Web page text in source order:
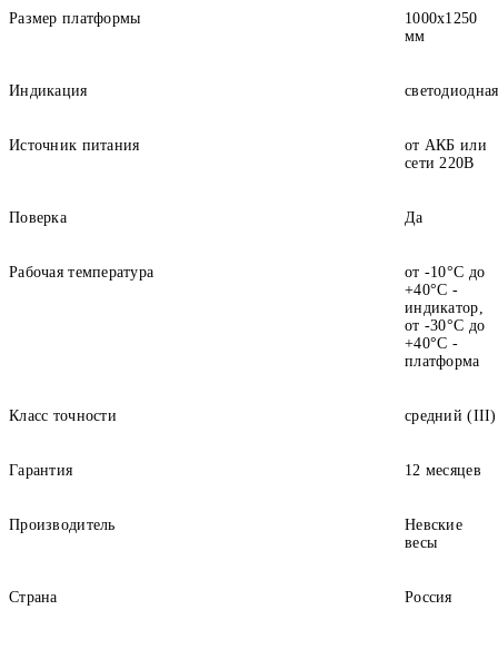
Размер платформы
1000х1250
мм
Индикация светодиодная
Источник питания
от АКБ или
сети 220В
Поверка Да
Рабочая температура
от -10°C до
+40°C -
индикатор,
от -30°C до
+40°C -
платформа
Класс точности средний (III)
Гарантия 12 месяцев
Производитель
Невские
весы
Страна Россия